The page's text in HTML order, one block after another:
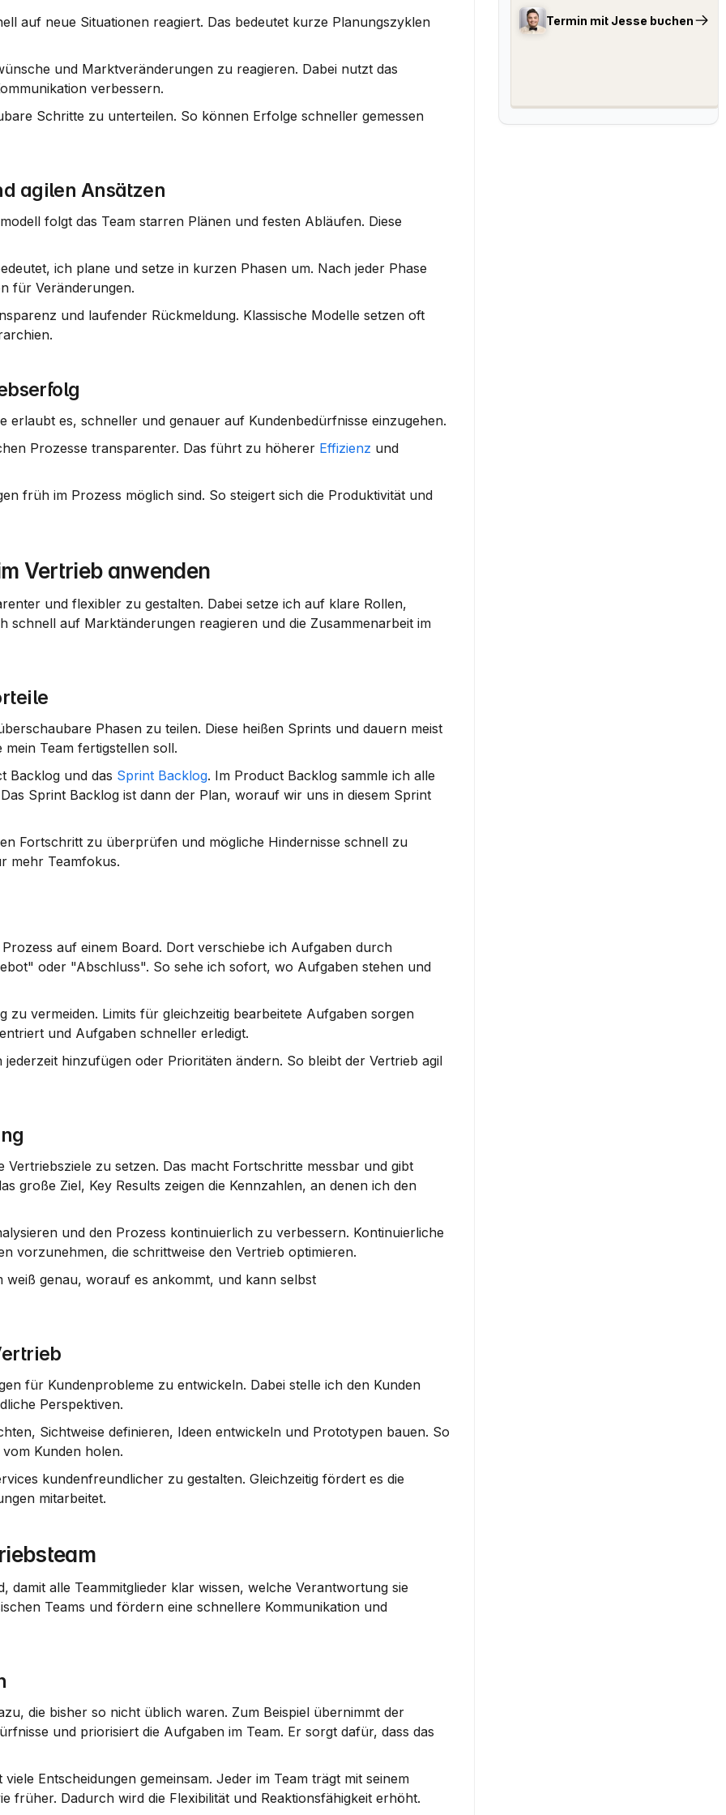
Termin mit Jesse buchen
auf neue Situationen reagiert. Das bedeutet kurze Planungszyklen
und Marktveränderungen zu reagieren. Dabei nutzt das
verbessern.
Schritte zu unterteilen. So können Erfolge schneller gemessen
agilen Ansätzen
folgt das Team starren Plänen und festen Abläufen. Diese
ich plane und setze in kurzen Phasen um. Nach jeder Phase
für Veränderungen.
und laufender Rückmeldung. Klassische Modelle setzen oft
erlaubt es, schneller und genauer auf Kundenbedürfnisse einzugehen.
Prozesse transparenter. Das führt zu höherer Effizienz und
früh im Prozess möglich sind. So steigert sich die Produktivität und
Vertrieb anwenden
und flexibler zu gestalten. Dabei setze ich auf klare Rollen,
schnell auf Marktänderungen reagieren und die Zusammenarbeit im
Phasen zu teilen. Diese heißen Sprints und dauern meist
Team fertigstellen soll.
Backlog und das Sprint Backlog. Im Product Backlog sammle ich alle
Sprint Backlog ist dann der Plan, worauf wir uns in diesem Sprint
Fortschritt zu überprüfen und mögliche Hindernisse schnell zu
mehr Teamfokus.
auf einem Board. Dort verschiebe ich Aufgaben durch
oder "Abschluss". So sehe ich sofort, wo Aufgaben stehen und
vermeiden. Limits für gleichzeitig bearbeitete Aufgaben sorgen
und Aufgaben schneller erledigt.
hinzufügen oder Prioritäten ändern. So bleibt der Vertrieb agil
Vertriebsziele zu setzen. Das macht Fortschritte messbar und gibt
große Ziel, Key Results zeigen die Kennzahlen, an denen ich den
und den Prozess kontinuierlich zu verbessern. Kontinuierliche
vorzunehmen, die schrittweise den Vertrieb optimieren.
weiß genau, worauf es ankommt, und kann selbst
für Kundenprobleme zu entwickeln. Dabei stelle ich den Kunden
Perspektiven.
Sichtweise definieren, Ideen entwickeln und Prototypen bauen. So
Kunden holen.
kundenfreundlicher zu gestalten. Gleichzeitig fördert es die
mitarbeitet.
damit alle Teammitglieder klar wissen, welche Verantwortung sie
Teams und fördern eine schnellere Kommunikation und
und priorisiert die Aufgaben im Team. Er sorgt dafür, dass das
Entscheidungen gemeinsam. Jeder im Team trägt mit seinem
früher. Dadurch wird die Flexibilität und Reaktionsfähigkeit erhöht.